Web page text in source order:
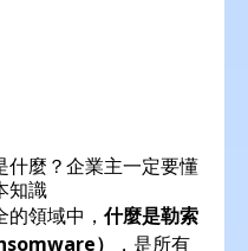
什麼？企業主一定要懂
知識
領域中， 什麼是勒索
）
，是所有